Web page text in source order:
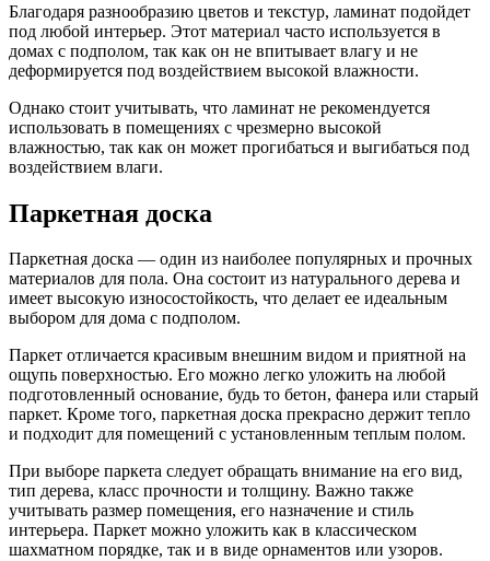
Благодаря разнообразию цветов и текстур, ламинат подойдет
под любой интерьер. Этот материал часто используется в
домах с подполом, так как он не впитывает влагу и не
деформируется под воздействием высокой влажности.
Однако стоит учитывать, что ламинат не рекомендуется
использовать в помещениях с чрезмерно высокой
влажностью, так как он может прогибаться и выгибаться под
воздействием влаги.
Паркетная доска
Паркетная доска — один из наиболее популярных и прочных
материалов для пола. Она состоит из натурального дерева и
имеет высокую износостойкость, что делает ее идеальным
выбором для дома с подполом.
Паркет отличается красивым внешним видом и приятной на
ощупь поверхностью. Его можно легко уложить на любой
подготовленный основание, будь то бетон, фанера или старый
паркет. Кроме того, паркетная доска прекрасно держит тепло
и подходит для помещений с установленным теплым полом.
При выборе паркета следует обращать внимание на его вид,
тип дерева, класс прочности и толщину. Важно также
учитывать размер помещения, его назначение и стиль
интерьера. Паркет можно уложить как в классическом
шахматном порядке, так и в виде орнаментов или узоров.